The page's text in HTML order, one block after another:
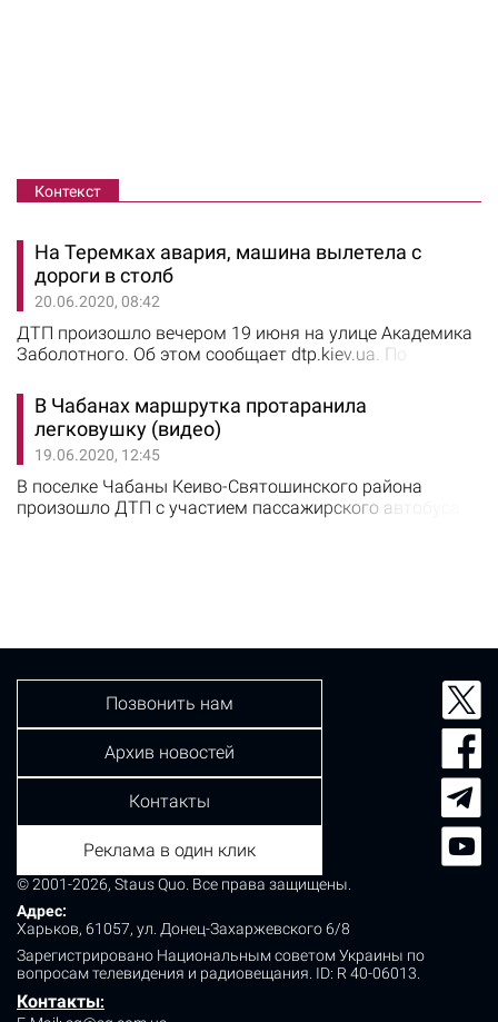
Контекст
На Теремках авария, машина вылетела с
дороги в столб
20.06.2020, 08:42
ДТП произошло вечером 19 июня на улице Академика
Заболотного. Об этом сообщает dtp.kiev.ua. По
ceed ехал со стороны Столичного шоссе в направлении
Одесской площади. На мокрой от дождя дороге он не
справился с управлением, зацепил бордюр и врезался
в столб. С места происшествия водителя
госпитализировали.
В Чабанах маршрутка протаранила
легковушку (видео)
19.06.2020, 12:45
​В поселке Чабаны Кеиво-Святошинского района
произошло ДТП с участием пассажирского автобуса.
© 2001-2026, Staus Quo. Все права защищены.
Адрес:
Харьков, 61057, ул. Донец-Захаржевского 6/8
Зарегистрировано Национальным советом Украины по
вопросам телевидения и радиовещания. ID: R 40-06013.
Контакты:
Позвонить нам
Архив новостей
Контакты
Реклама в один клик